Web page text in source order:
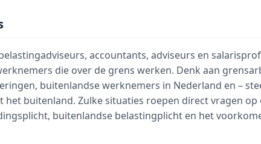
accountants, adviseurs en
die over de grens werken. Denk aan
buitenlandse werknemers in Nederland en –
het buitenland. Zulke situaties roepen direct vragen op
buitenlandse belastingplicht en het